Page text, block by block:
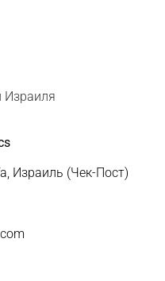
Израиля
Израиль (Чек-Пост)